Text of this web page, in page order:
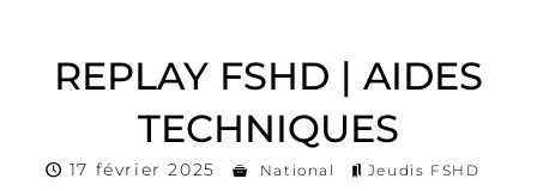
REPLAY FSHD | AIDES
TECHNIQUES
17 février 2025 National Jeudis FSHD